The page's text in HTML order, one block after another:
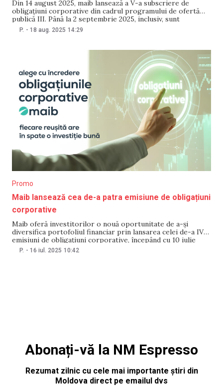
Din 14 august 2025, maib lansează a V-a subscriere de
obligațiuni corporative din cadrul programului de ofertă
publică III. Până la 2 septembrie 2025, inclusiv, sunt
disponibile pentru subscriere 7.500 de obligațiuni, în
valoare totală de 150.000.000 MDL, cu valoarea nominală
P. - 18 aug. 2025 14:29
Promo
Maib lansează cea de-a patra emisiune de obligațiuni
corporative
Maib oferă investitorilor o nouă oportunitate de a-și
diversifica portofoliul financiar prin lansarea celei de-a IV-a
emisiuni de obligațiuni corporative, începând cu 10 iulie
2025. Noua emisiune va fi disponibilă pentru subscriere pe
P. - 16 iul. 2025 10:42
Abonați-vă la NM Espresso
Rezumat zilnic cu cele mai importante știri din
Moldova direct pe emailul dvs